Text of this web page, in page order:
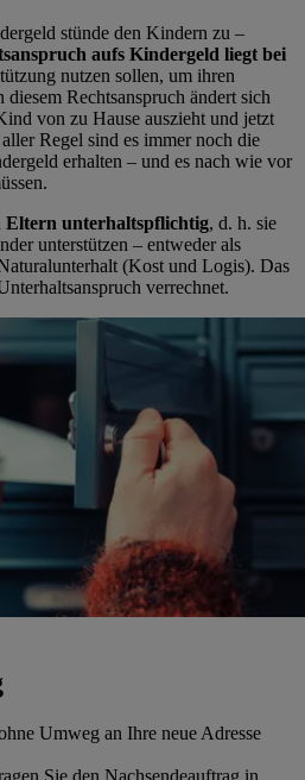
stünde den Kindern zu –
aufs Kindergeld liegt bei
nutzen sollen, um ihren
Rechtsanspruch ändert sich
von zu Hause auszieht und jetzt
Regel sind es immer noch die
erhalten – und es nach wie vor
Eltern unterhaltspflichtig, d. h. sie
unterstützen – entweder als
(Kost und Logis). Das
verrechnet.
Umweg an Ihre neue Adresse
Sie den Nachsendeauftrag in